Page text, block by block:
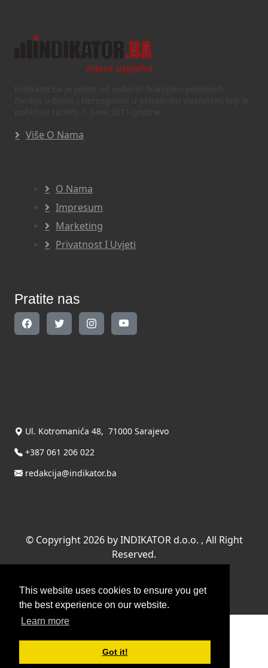
This website uses cookies to ensure you get
the best experience on our website.
Learn more
Got it!
Više O Nama
O Nama
Impresum
Marketing
Privatnost I Uvjeti
Pratite nas
Ul. Kotromanića 48, 71000 Sarajevo
+387 061 206 022
redakcija@indikator.ba
© Copyright 2026 by INDIKATOR d.o.o. , All Right
Reserved.
Powered by THYME SYSTEMS doo